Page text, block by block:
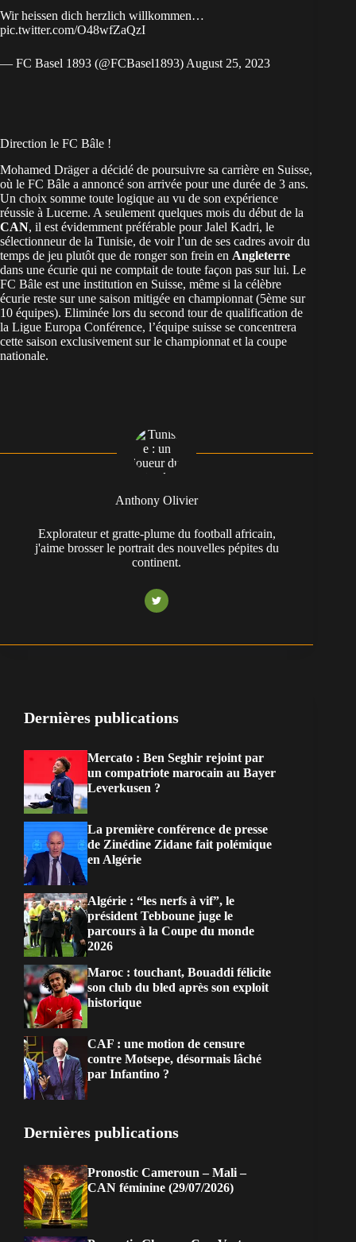
Wir heissen dich herzlich willkommen…
pic.twitter.com/O48wfZaQzI
— FC Basel 1893 (@FCBasel1893) August 25, 2023
Direction le FC Bâle !
Mohamed Dräger a décidé de poursuivre sa carrière en Suisse,
où le FC Bâle a annoncé son arrivée pour une durée de 3 ans.
Un choix somme toute logique au vu de son expérience
réussie à Lucerne. A seulement quelques mois du début de la
CAN, il est évidemment préférable pour Jalel Kadri, le
sélectionneur de la Tunisie, de voir l’un de ses cadres avoir du
temps de jeu plutôt que de ronger son frein en Angleterre
dans une écurie qui ne comptait de toute façon pas sur lui. Le
FC Bâle est une institution en Suisse, même si la célèbre
écurie reste sur une saison mitigée en championnat (5ème sur
10 équipes). Eliminée lors du second tour de qualification de
la Ligue Europa Conférence, l’équipe suisse se concentrera
cette saison exclusivement sur le championnat et la coupe
nationale.
Anthony Olivier
Explorateur et gratte-plume du football africain,
j'aime brosser le portrait des nouvelles pépites du
continent.
Dernières publications
Mercato : Ben Seghir rejoint par
un compatriote marocain au Bayer
Leverkusen ?
La première conférence de presse
de Zinédine Zidane fait polémique
en Algérie
Algérie : “les nerfs à vif”, le
président Tebboune juge le
parcours à la Coupe du monde
2026
Maroc : touchant, Bouaddi félicite
son club du bled après son exploit
historique
CAF : une motion de censure
contre Motsepe, désormais lâché
par Infantino ?
Dernières publications
Pronostic Cameroun – Mali –
CAN féminine (29/07/2026)